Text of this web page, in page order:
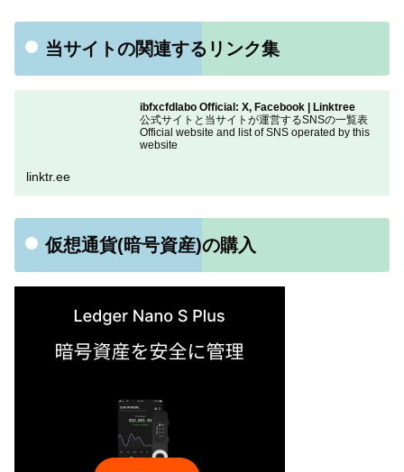
当サイトの関連するリンク集
ibfxcfdlabo Official: X, Facebook | Linktree
公式サイトと当サイトが運営するSNSの一覧表
Official website and list of SNS operated by this
website
linktr.ee
仮想通貨(暗号資産)の購入